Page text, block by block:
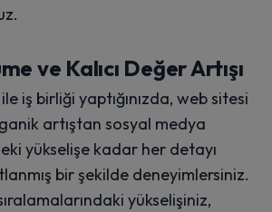
ve Kalıcı Değer Artışı
iş birliği yaptığınızda, web sitesi
artıştan sosyal medya
yükselişe kadar her detayı
bir şekilde deneyimlersiniz.
yükselişiniz,